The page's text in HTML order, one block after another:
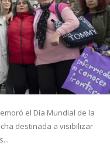
el Día Mundial de la
destinada a visibilizar